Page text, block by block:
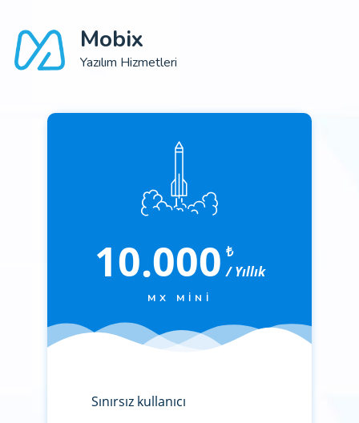
Mobix
Yazılım Hizmetleri
10.000 ₺
/ Yıllık
MX MINI
Sınırsız kullanıcı